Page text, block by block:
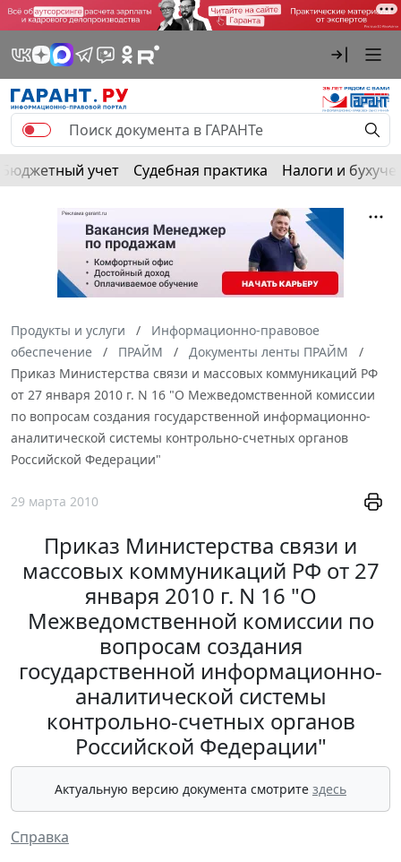
Бюджетный учет Судебная практика Налоги и
Продукты и услуги
Информационно-правовое
обеспечение
ПРАЙМ
Документы ленты ПРАЙМ
Приказ Министерства связи и массовых коммуникаций РФ
от 27 января 2010 г. N 16 "О Межведомственной комиссии
по вопросам создания государственной информационно-
аналитической системы контрольно-счетных органов
Российской Федерации"
29 марта 2010
Приказ Министерства связи и
массовых коммуникаций РФ от 27
января 2010 г. N 16 "О
Межведомственной комиссии по
вопросам создания
государственной информационно-
аналитической системы
контрольно-счетных органов
Российской Федерации"
Актуальную версию документа смотрите здесь
Справка